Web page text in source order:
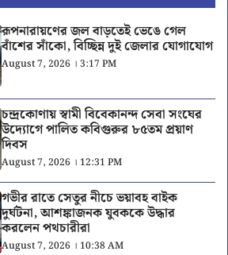
রূপনারায়ণের জল বাড়তেই ভেঙে গেল
বাঁশের সাঁকো, বিচ্ছিন্ন দুই জেলার যোগাযোগ
August 7, 2026 । 3:17 PM
চন্দ্রকোণায় স্বামী বিবেকানন্দ সেবা সংঘের
উদ্যোগে পালিত কবিগুরুর ৮৫তম প্রয়াণ
দিবস
August 7, 2026 । 12:31 PM
গভীর রাতে সেতুর নীচে ভয়াবহ বাইক
দুর্ঘটনা, আশঙ্কাজনক যুবককে উদ্ধার
করলেন পথচারীরা
August 7, 2026 । 10:38 AM